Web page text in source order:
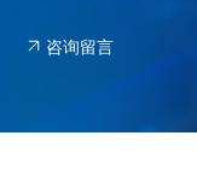
咨询留言